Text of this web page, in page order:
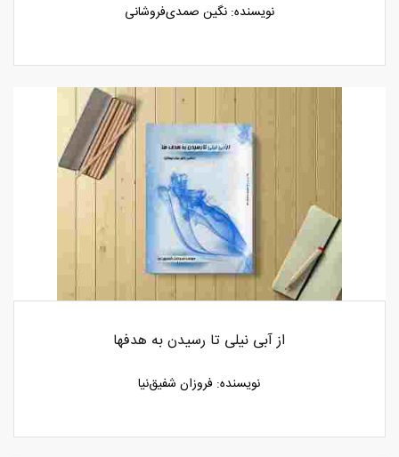
نویسنده: نگین صمدی‌فروشانی
از آبی نیلی تا رسیدن به هدفها
نویسنده: فروزان شفیق‌نیا